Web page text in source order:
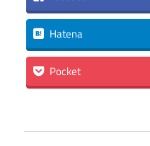
Hatena
Pocket